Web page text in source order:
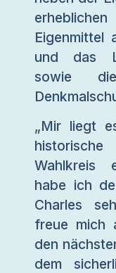
Eigenmittel
und das
sowie
„Mir liegt
Wahlkreis
habe ich
Charles
freue mich
den
dem